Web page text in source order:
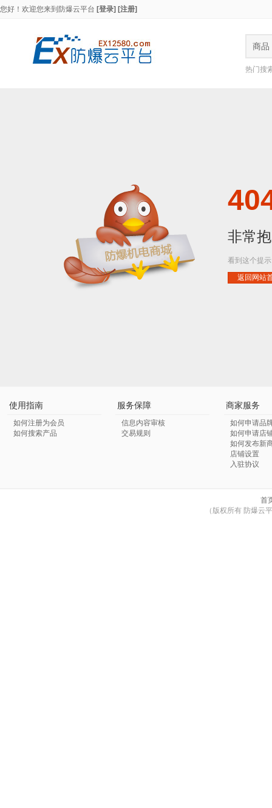
您好！欢迎您来到 防爆云平台 [登录] [注册]
商品
热门搜
非常
看到这个提
返回网站
使用指南
如何注册为会员
如何搜索产品
服务保障
信息内容审核
交易规则
商家服务
如何申请品
如何申请店
如何发布新
店铺设置
入驻协议
首
（版权所有 防爆